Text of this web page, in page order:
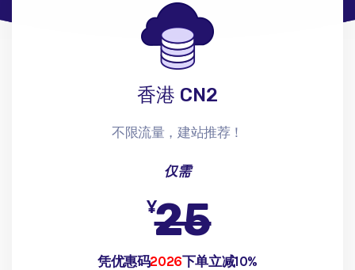
香港 CN2
不限流量，建站推荐！
仅需
¥25
凭优惠码2026下单立减10%